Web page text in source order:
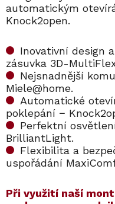
automatickým
Knock2open.
Inovativní design
zásuvka 3D-
Nejsnadnější
Miele@home.
Automatické
poklepání −
Perfektní
BrilliantLight.
Flexibilita a
uspořádání
​​Při využití naší